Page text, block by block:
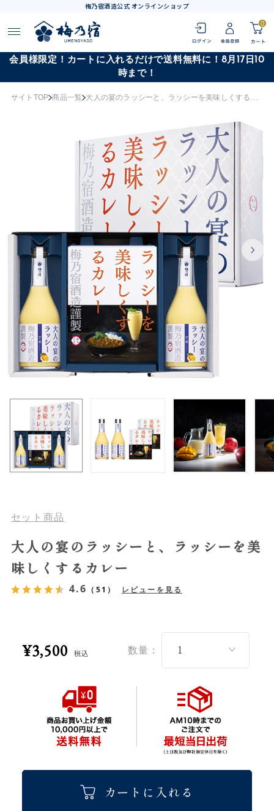
梅乃宿酒造公式 オンラインショップ
0
会員様限定！カートに入れるだけで送料無料に！8月17日10
時まで！
サイトTOP 商品一覧 大人の宴のラッシーと、ラッシーを美味しくするカレー
セット商品
大人の宴のラッシーと、ラッシーを美
味しくするカレー
4.6 （51） レビューを見る
¥3,500 税込 数量：
カートに入れる